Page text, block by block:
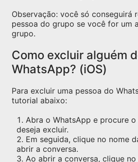
Observação: você só conseguirá
pessoa do grupo se você for um
grupo.
Como excluir alguém
WhatsApp? (iOS)
Para excluir uma pessoa do
tutorial abaixo:
Abra o WhatsApp e procure
deseja excluir.
Em seguida, clique no nome
abrir a conversa.
Ao abrir a conversa, clique